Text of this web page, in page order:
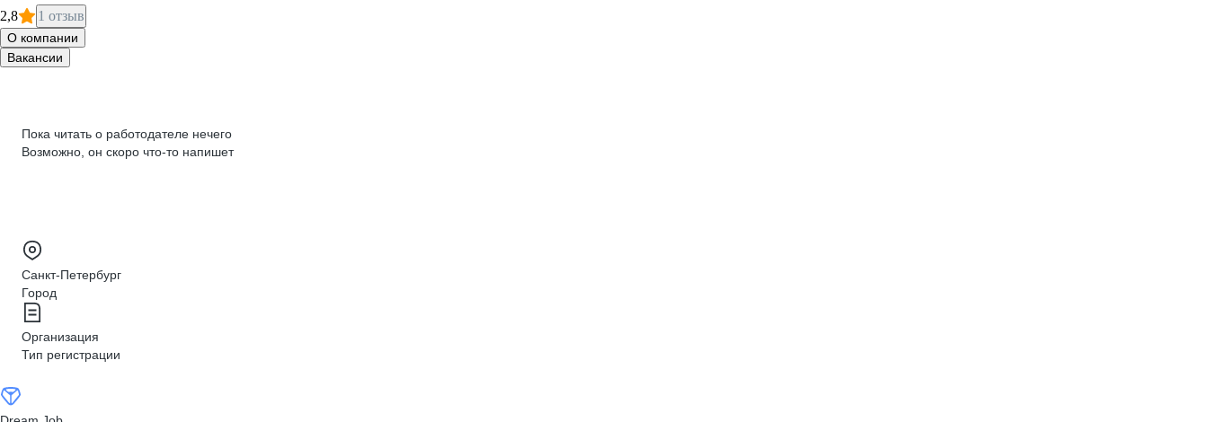
2,8 1 отзыв
О компании
Вакансии
Пока читать о работодателе нечего
Возможно, он скоро что‑то напишет
Санкт-Петербург
Город
Организация
Тип регистрации